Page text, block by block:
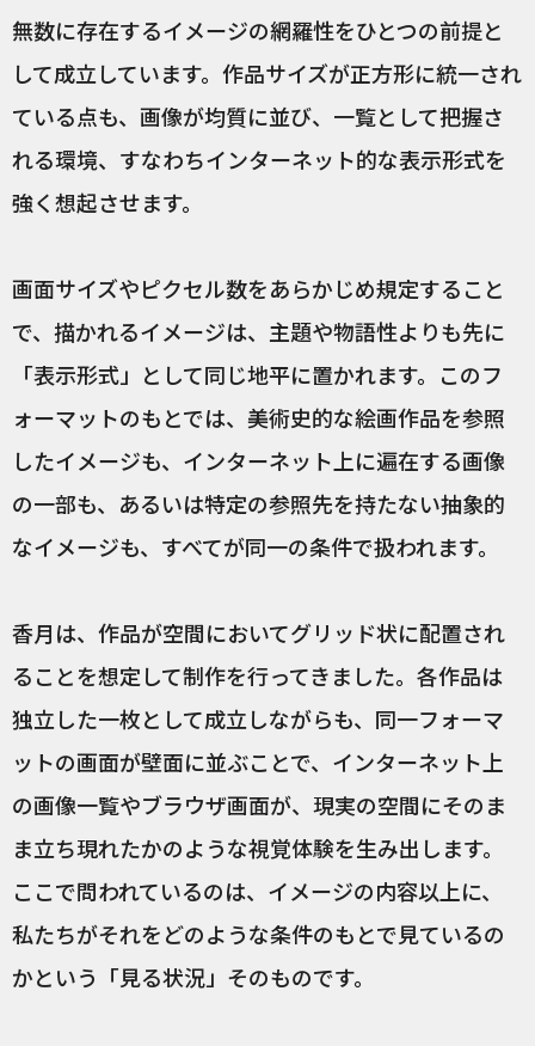
無数に存在するイメージの網羅性をひとつの前提と
して成立しています。作品サイズが正方形に統一され
ている点も、画像が均質に並び、一覧として把握さ
れる環境、すなわちインターネット的な表示形式を
強く想起させます。
画面サイズやピクセル数をあらかじめ規定すること
で、描かれるイメージは、主題や物語性よりも先に
「表示形式」として同じ地平に置かれます。このフ
ォーマットのもとでは、美術史的な絵画作品を参照
したイメージも、インターネット上に遍在する画像
の一部も、あるいは特定の参照先を持たない抽象的
なイメージも、すべてが同一の条件で扱われます。
香月は、作品が空間においてグリッド状に配置され
ることを想定して制作を行ってきました。各作品は
独立した一枚として成立しながらも、同一フォーマ
ットの画面が壁面に並ぶことで、インターネット上
の画像一覧やブラウザ画面が、現実の空間にそのま
ま立ち現れたかのような視覚体験を生み出します。
ここで問われているのは、イメージの内容以上に、
私たちがそれをどのような条件のもとで見ているの
かという「見る状況」そのものです。